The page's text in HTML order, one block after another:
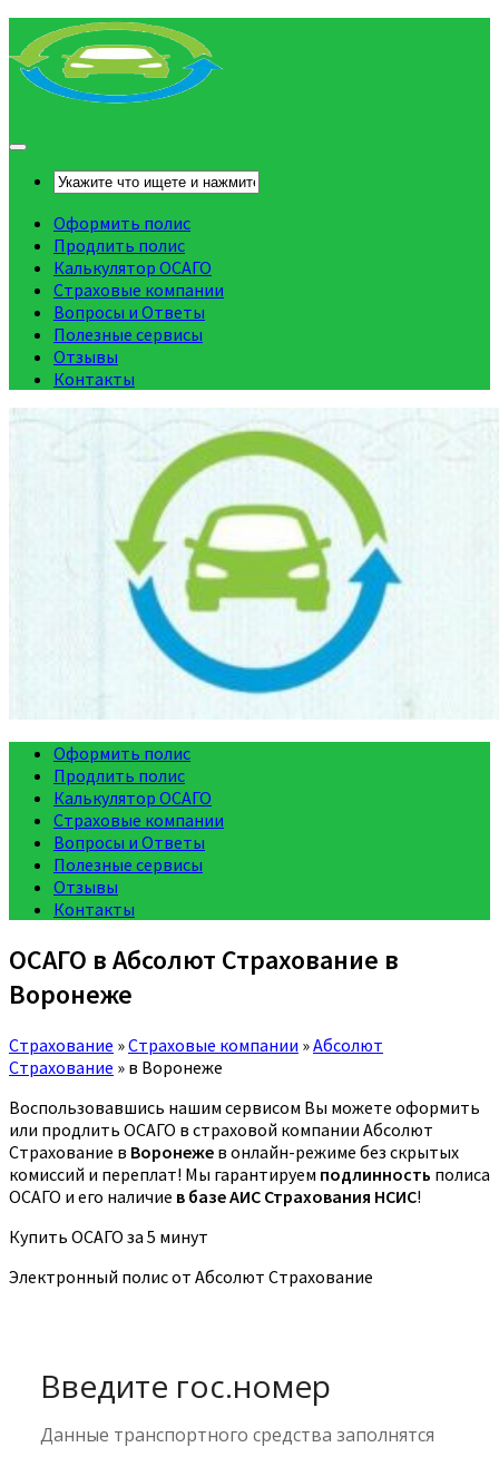
Оформить полис
Продлить полис
Калькулятор ОСАГО
Страховые компании
Вопросы и Ответы
Полезные сервисы
Отзывы
Контакты
Оформить полис
Продлить полис
Калькулятор ОСАГО
Страховые компании
Вопросы и Ответы
Полезные сервисы
Отзывы
Контакты
ОСАГО в Абсолют Страхование в
Воронеже
Страхование »Страховые компании »Абсолют
Страхование » в Воронеже
Воспользовавшись нашим сервисом Вы можете оформить
или продлить ОСАГО в страховой компании Абсолют
Страхование в Воронеже в онлайн-режиме без скрытых
комиссий и переплат! Мы гарантируем подлинность полиса
ОСАГО и его наличие в базе АИС Страхования НСИС!
Купить ОСАГО за 5 минут
Электронный полис от Абсолют Страхование